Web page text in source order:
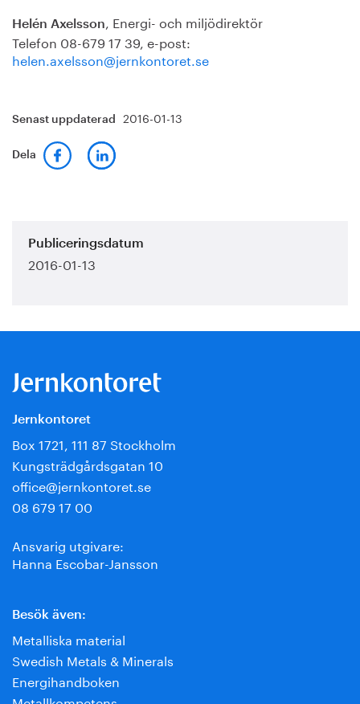
Helén Axelsson
, Energi- och miljödirektör
Telefon 08-679 17 39, e-post:
helen.axelsson@jernkontoret.se
Senast uppdaterad 2016-01-13
Dela
Publiceringsdatum
2016-01-13
Jernkontoret
Box 1721, 111 87 Stockholm
Kungsträdgårdsgatan 10
office@jernkontoret.se
08 679 17 00
Ansvarig utgivare:
Hanna Escobar-Jansson
Besök även:
Metalliska material
Swedish Metals & Minerals
Energihandboken